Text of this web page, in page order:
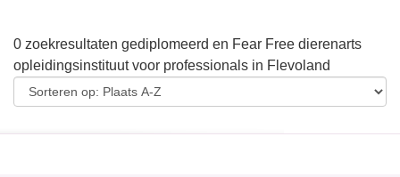
0 zoekresultaten gediplomeerd en Fear Free dierenarts
opleidingsinstituut voor professionals in Flevoland